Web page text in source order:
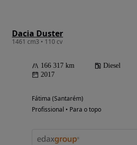
Dacia Duster
1461 cm3 • 110 cv
166 317 km Diesel
2017
Fátima (Santarém)
Profissional • Para o topo